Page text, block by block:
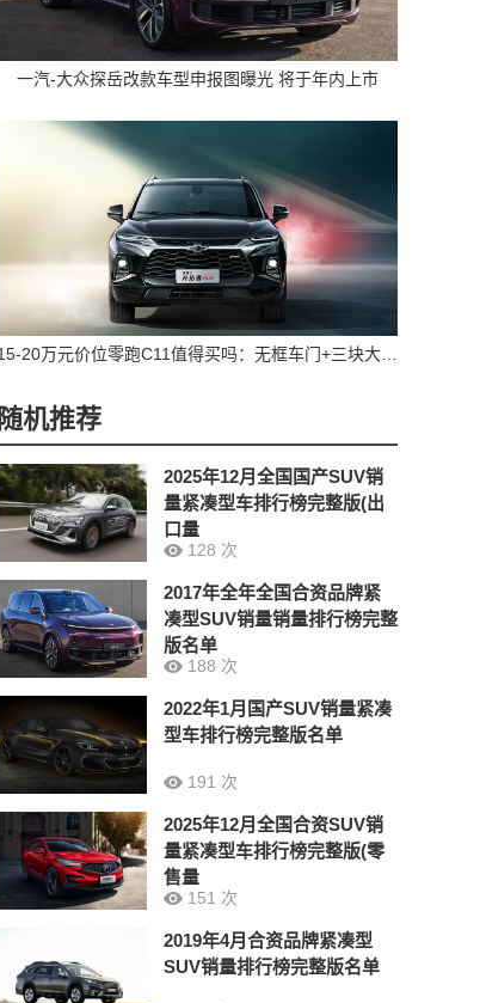
一汽-大众探岳改款车型申报图曝光 将于年内上市
随机推荐
2025年12月全国国产SUV销
量紧凑型车排行榜完整版(出
口量
128 次
2017年全年全国合资品牌紧
凑型SUV销量销量排行榜完整
版名单
188 次
2022年1月国产SUV销量紧凑
型车排行榜完整版名单
191 次
2025年12月全国合资SUV销
量紧凑型车排行榜完整版(零
售量
151 次
2019年4月合资品牌紧凑型
SUV销量排行榜完整版名单